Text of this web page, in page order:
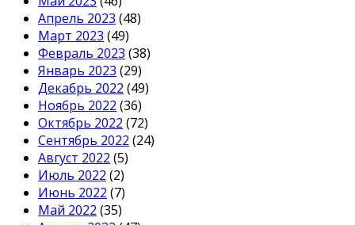
Апрель 2023 (48)
Март 2023 (49)
Февраль 2023 (38)
Январь 2023 (29)
Декабрь 2022 (49)
Ноябрь 2022 (36)
Октябрь 2022 (72)
Сентябрь 2022 (24)
Август 2022 (5)
Июль 2022 (2)
Июнь 2022 (7)
Май 2022 (35)